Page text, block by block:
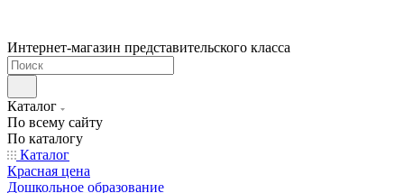
Интернет-магазин представительского класса
Каталог
По всему сайту
По каталогу
Каталог
Красная цена
Дошкольное образование